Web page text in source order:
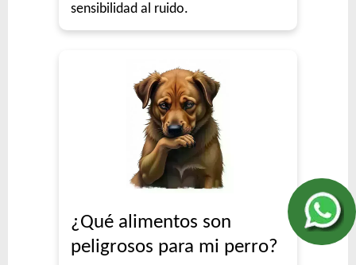
sensibilidad al ruido.
¿Qué alimentos son
peligrosos para mi perro?